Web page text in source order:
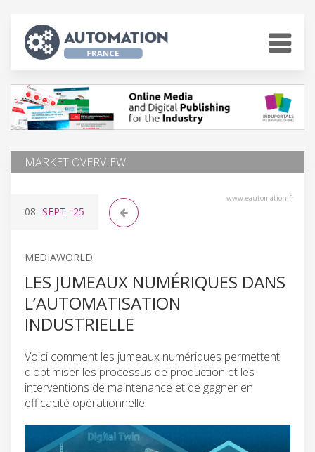
MARKET OVERVIEW
www.eautomation.fr
08 SEPT. '25
MEDIAWORLD
LES JUMEAUX NUMÉRIQUES DANS
L’AUTOMATISATION
INDUSTRIELLE
Voici comment les jumeaux numériques permettent
d'optimiser les processus de production et les
interventions de maintenance et de gagner en
efficacité opérationnelle.